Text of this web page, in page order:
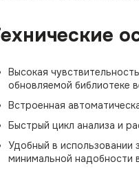
Высокая
обновляемой библиотеке
Встроенная
Быстрый цикл анализа и
Удобный в использовании
минимальной надобности